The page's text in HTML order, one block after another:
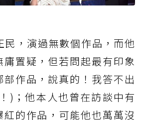
民，演過無數個作品，而他
置疑，但若問起最有印象
作品，說真的！我答不出
)；他本人也曾在訪談中有
的作品，可能他也萬萬沒